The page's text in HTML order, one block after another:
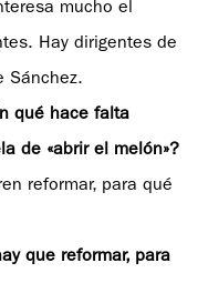
mucho el
Hay dirigentes de
Sánchez.
qué hace falta
de «abrir el melón»?
reformar, para qué
que reformar, para